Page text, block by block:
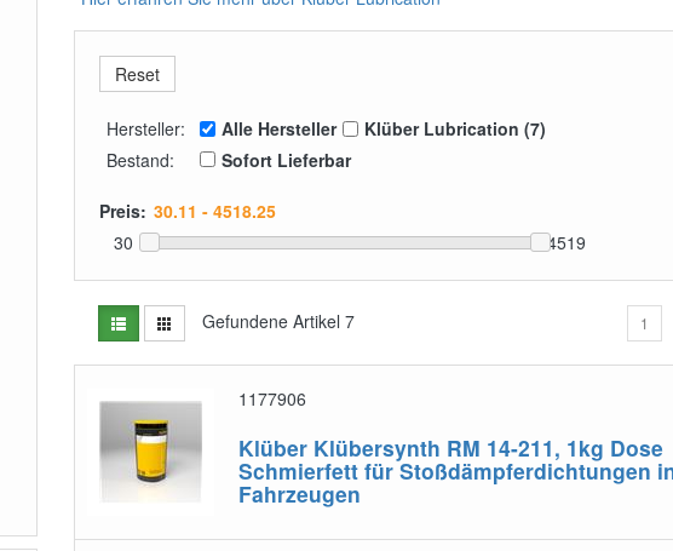
Hersteller: Alle Hersteller
Klüber Lubrication (7)
Bestand:
Sofort Lieferbar
Preis:
30
4519
Gefundene Artikel 7 1
1177906
Klüber Klübersynth RM 14-211, 1kg Dose
Schmierfett für Stoßdämpferdichtungen
Fahrzeugen